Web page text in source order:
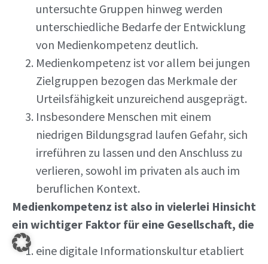
untersuchte Gruppen hinweg werden
unterschiedliche Bedarfe der Entwicklung
von Medienkompetenz deutlich.
Medienkompetenz ist vor allem bei jungen
Zielgruppen bezogen das Merkmale der
Urteilsfähigkeit unzureichend ausgeprägt.
Insbesondere Menschen mit einem
niedrigen Bildungsgrad laufen Gefahr, sich
irreführen zu lassen und den Anschluss zu
verlieren, sowohl im privaten als auch im
beruflichen Kontext.
Medienkompetenz ist also in vielerlei Hinsicht
ein wichtiger Faktor für eine Gesellschaft, die
eine digitale Informationskultur etabliert